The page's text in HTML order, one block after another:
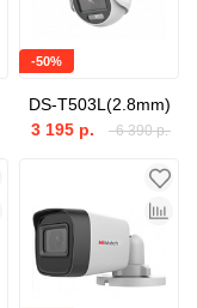
-50%
DS-T503L(2.8mm)
6 390 р.
3 195 р.